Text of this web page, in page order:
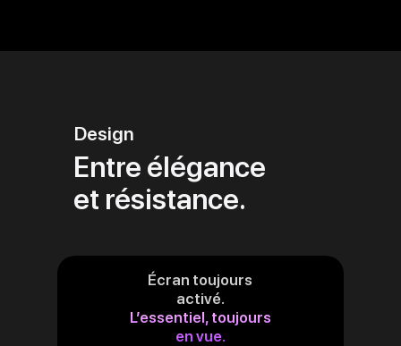
Design
Entre élégance
et résistance.
Écran toujours
activé.
L’essentiel, toujours
en vue.